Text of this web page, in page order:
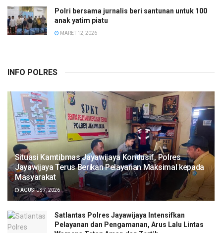
Polri bersama jurnalis beri santunan untuk 100
anak yatim piatu
MARET 12, 2026
INFO POLRES
Situasi Kamtibmas Jayawijaya Kondusif, Polres
Jayawijaya Terus Berikan Pelayanan Maksimal kepada
Masyarakat
AGUSTUS 7, 2026
Satlantas Polres Jayawijaya Intensifkan
Pelayanan dan Pengamanan, Arus Lalu Lintas